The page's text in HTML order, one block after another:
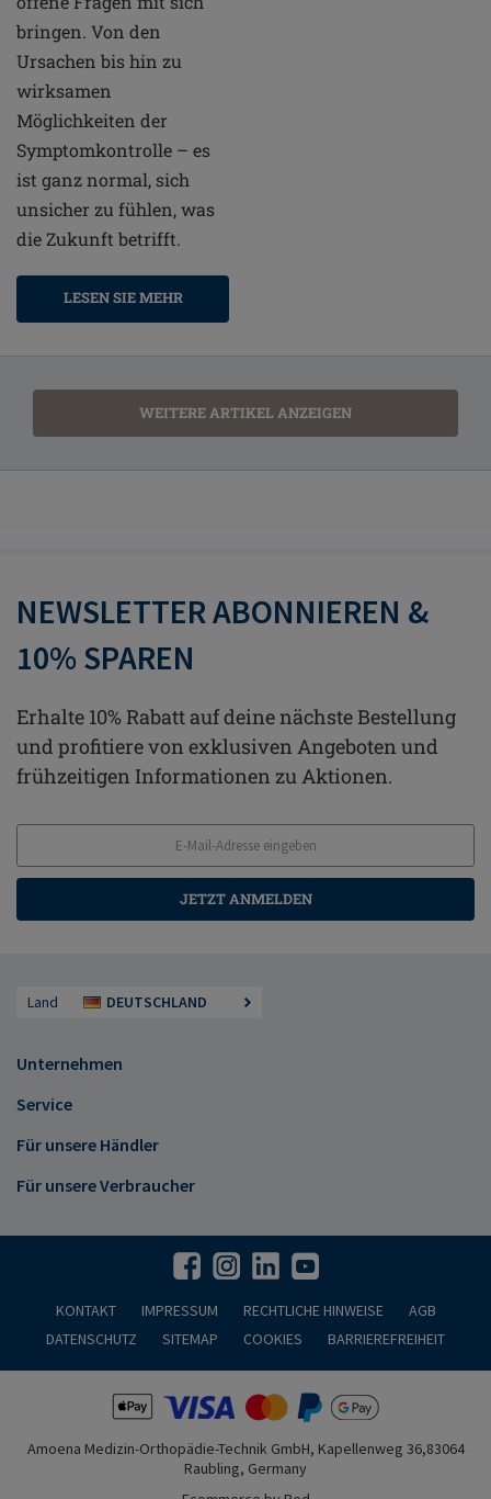
bringen. Von den
Ursachen bis hin zu
wirksamen
Möglichkeiten der
Symptomkontrolle – es
ist ganz normal, sich
unsicher zu fühlen, was
die Zukunft betrifft.
LESEN SIE MEHR
WEITERE ARTIKEL ANZEIGEN
NEWSLETTER ABONNIEREN &
10% SPAREN
Erhalte 10% Rabatt auf deine nächste Bestellung
und profitiere von exklusiven Angeboten und
frühzeitigen Informationen zu Aktionen.
JETZT ANMELDEN
Land DEUTSCHLAND
Unternehmen
Service
Für unsere Händler
Für unsere Verbraucher
KONTAKT IMPRESSUM RECHTLICHE HINWEISE
AGB
DATENSCHUTZ
SITEMAP COOKIES BARRIEREFREIHEIT
Amoena Medizin-Orthopädie-Technik GmbH, Kapellenweg 36,83064
Raubling, Germany